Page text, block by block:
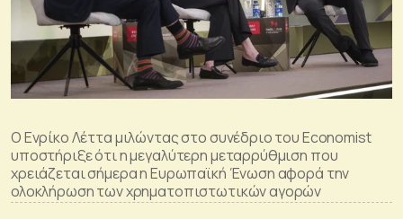
Ο Ενρίκο Λέττα μιλώντας στο συνέδριο του Economist
υποστήριξε ότι η μεγαλύτερη μεταρρύθμιση που
χρειάζεται σήμερα η Ευρωπαϊκή Ένωση αφορά την
ολοκλήρωση των χρηματοπιστωτικών αγορών